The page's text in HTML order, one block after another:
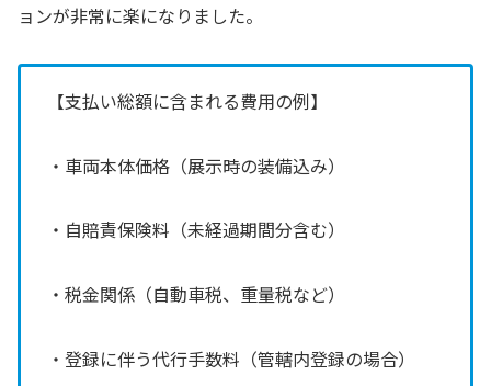
ョンが非常に楽になりました。
【支払い総額に含まれる費用の例】
・車両本体価格（展示時の装備込み）
・自賠責保険料（未経過期間分含む）
・税金関係（自動車税、重量税など）
・登録に伴う代行手数料（管轄内登録の場合）